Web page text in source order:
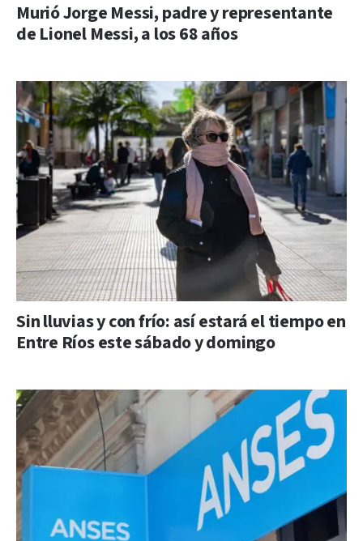
Murió Jorge Messi, padre y representante
de Lionel Messi, a los 68 años
Sin lluvias y con frío: así estará el tiempo en
Entre Ríos este sábado y domingo